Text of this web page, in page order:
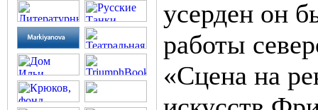
усерден он
работы
«Сцена на